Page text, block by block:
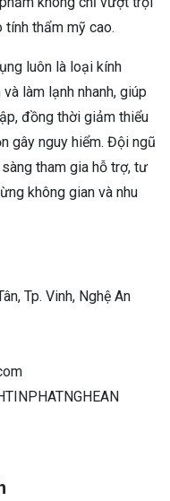
thẩm mỹ cao.
luôn là loại kính
làm lạnh nhanh, giúp
đồng thời giảm thiểu
gây nguy hiểm. Đội ngũ
tham gia hỗ trợ, tư
không gian và nhu
Tp. Vinh, Nghệ An